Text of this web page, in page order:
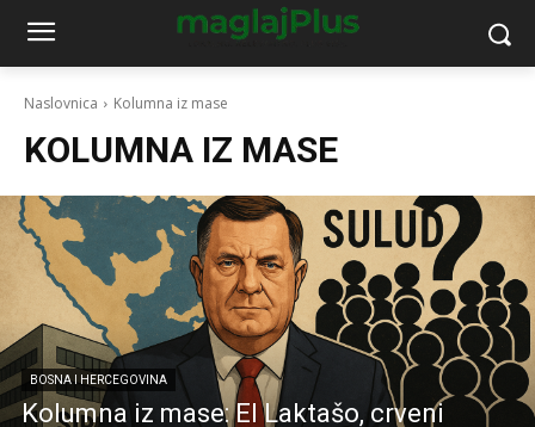
Naslovnica Kolumna iz mase
KOLUMNA IZ MASE
BOSNA I HERCEGOVINA
Kolumna iz mase: El Laktašo, crveni